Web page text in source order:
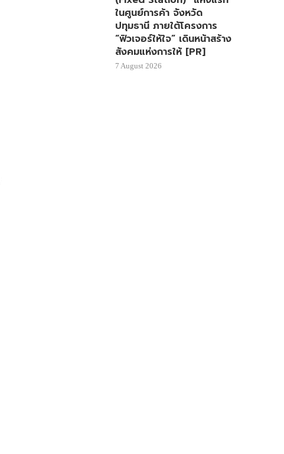
ในศูนย์การค้า จังหวัด
ปทุมธานี ภายใต้โครงการ
“ฟิวเจอร์ให้ใจ” เดินหน้าสร้าง
สังคมแห่งการให้ [PR]
7 August 2026